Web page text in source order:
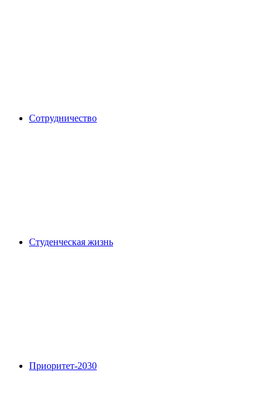
Сотрудничество
Студенческая жизнь
Приоритет-2030